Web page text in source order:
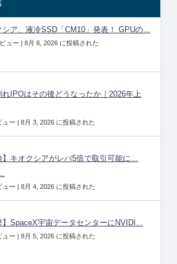
シア、液冷SSD「CM10」発表！ GPUの...
ュー | 8月 6, 2026 に投稿された
れIPOはその後どうなったか｜2026年上
ュー | 8月 3, 2026 に投稿された
】キオクシアがレバ5倍で取引可能に…
ュー | 8月 4, 2026 に投稿された
】SpaceX宇宙データセンターにNVIDI...
ュー | 8月 5, 2026 に投稿された